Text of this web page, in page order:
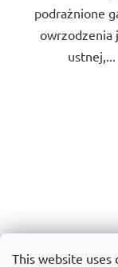
This website uses
podrażnione
owrzodzenia
ustnej,...
Plastry CBD